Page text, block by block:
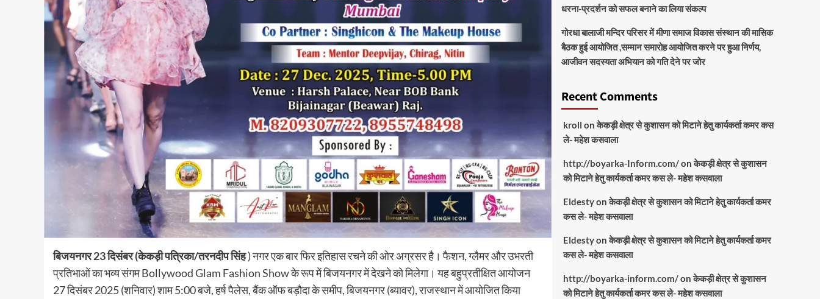
बिजयनगर 23 दिसंबर (केकड़ी पत्रिका/तरनदीप सिंह) नगर एक बार फिर इतिहास रचने की ओर अग्रसर है। फैशन, ग्लैमर और उभरती
प्रतिभाओं का भव्य संगम Bollywood Glam Fashion Show के रूप में बिजयनगर में देखने को मिलेगा। यह बहुप्रतीक्षित आयोजन
27 दिसंबर 2025 (शनिवार) शाम 5:00 बजे, हर्ष पैलेस, बैंक ऑफ बड़ौदा के समीप, बिजयनगर (ब्यावर), राजस्थान में आयोजित किया
धरना-प्रदर्शन को सफल बनाने का लिया संकल्प
गोरधा बालाजी मन्दिर परिसर में मीणा समाज विकास संस्थान की मासिक
बैठक हुई आयोजित ,सम्मान समारोह आयोजित करने पर हुआ निर्णय,
आजीवन सदस्यता अभियान को गति देने पर जोर
Recent Comments
kroll onकेकड़ी क्षेत्र से कुशासन को मिटाने हेतु कार्यकर्ता कमर कस
ले- महेश कसवाला
http://boyarka-Inform.com/onकेकड़ी क्षेत्र से कुशासन
को मिटाने हेतु कार्यकर्ता कमर कस ले- महेश कसवाला
Eldestyonकेकड़ी क्षेत्र से कुशासन को मिटाने हेतु कार्यकर्ता कमर
कस ले- महेश कसवाला
Eldestyonकेकड़ी क्षेत्र से कुशासन को मिटाने हेतु कार्यकर्ता कमर
कस ले- महेश कसवाला
http://boyarka-inform.com/onकेकड़ी क्षेत्र से कुशासन
को मिटाने हेतु कार्यकर्ता कमर कस ले- महेश कसवाला